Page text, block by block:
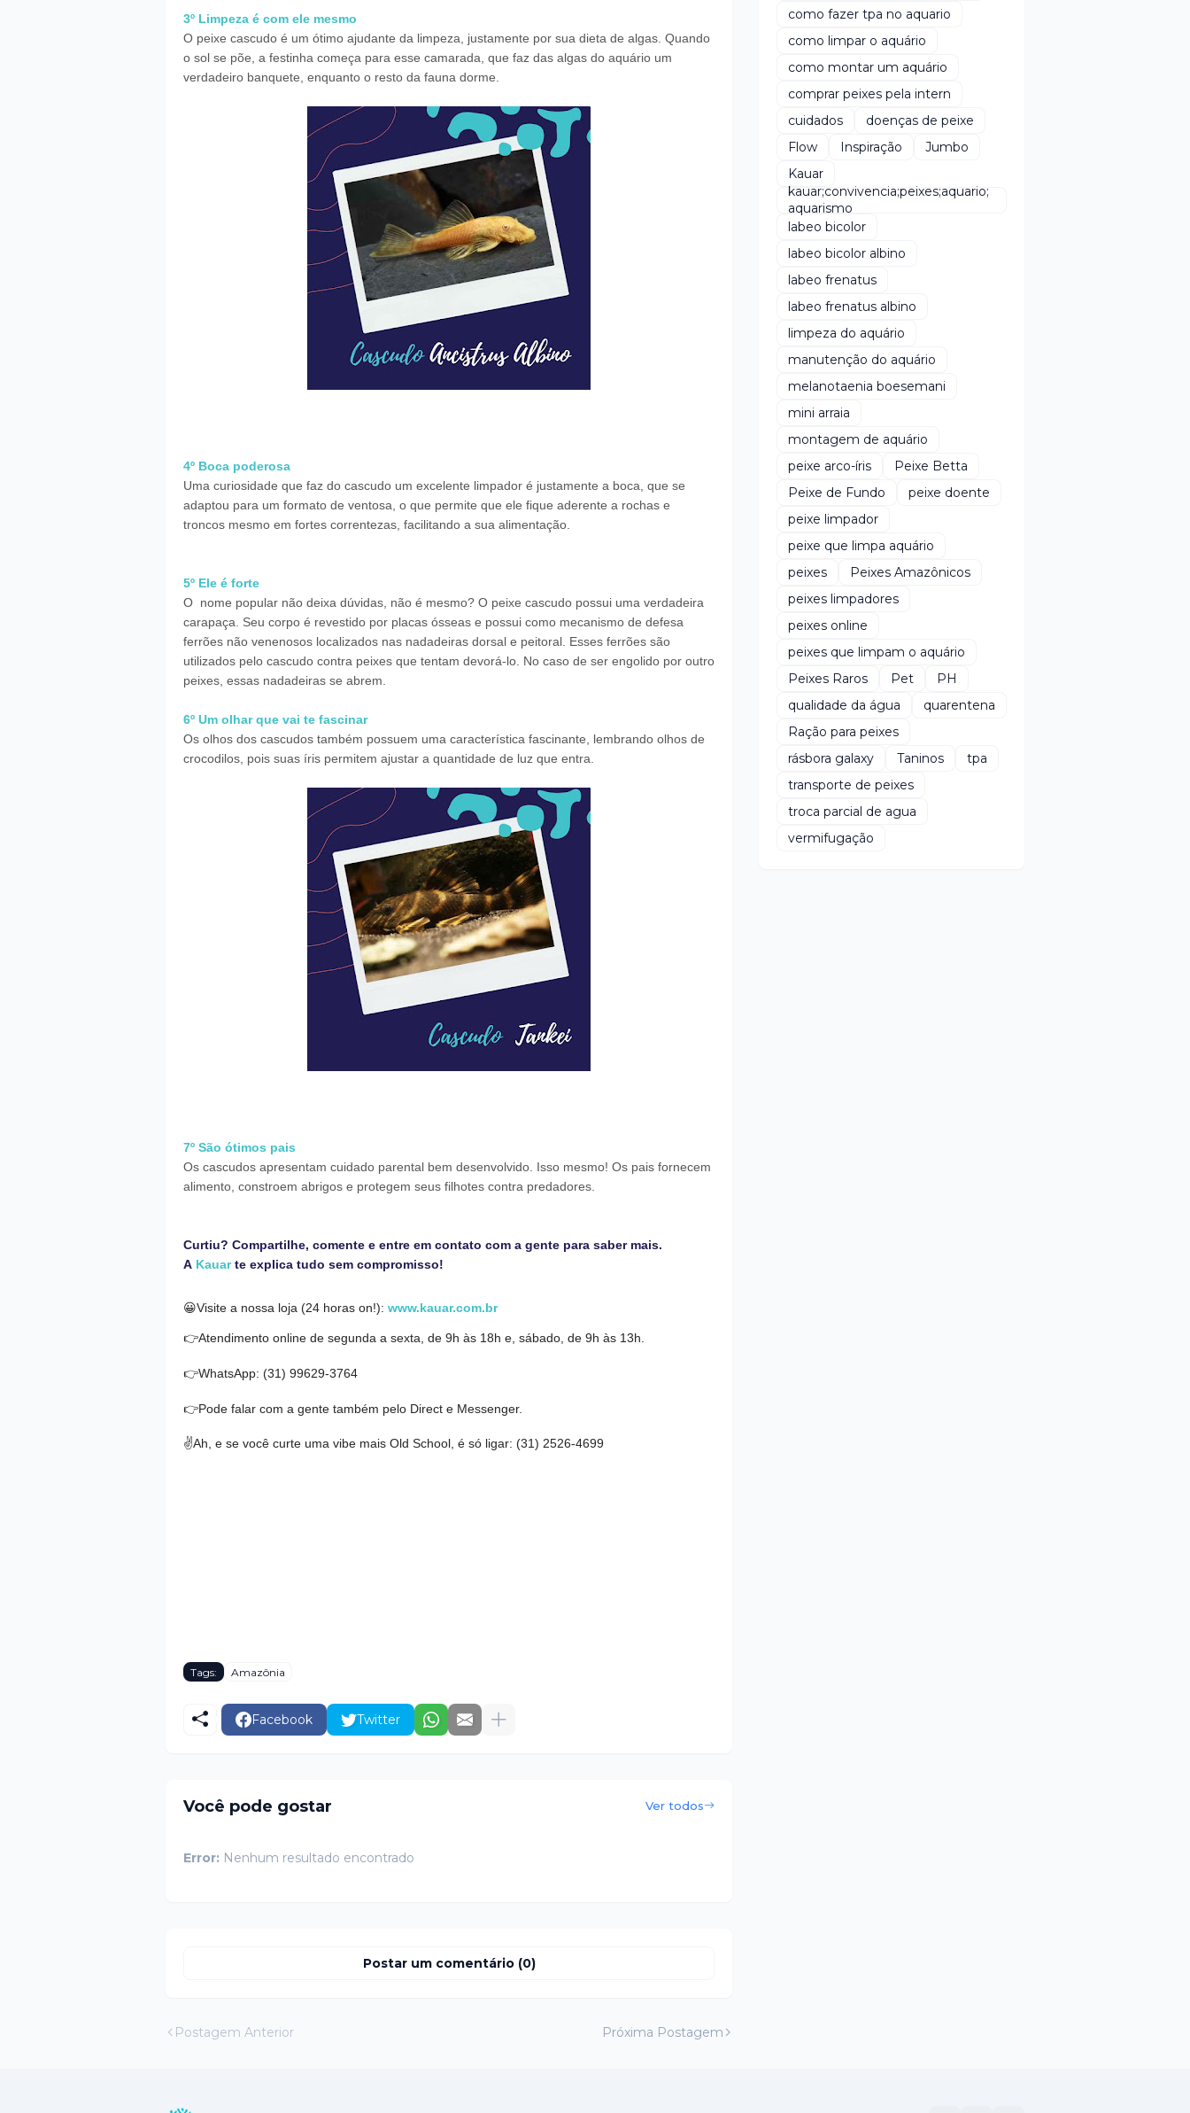
3º Limpeza é com ele mesmo
O peixe cascudo é um ótimo ajudante da limpeza, justamente por sua dieta de algas. Quando
o sol se põe, a festinha começa para esse camarada, que faz das algas do aquário um
verdadeiro banquete, enquanto o resto da fauna dorme.
4º Boca poderosa
Uma curiosidade que faz do cascudo um excelente limpador é justamente a boca, que se
adaptou para um formato de ventosa, o que permite que ele fique aderente a rochas e
troncos mesmo em fortes correntezas, facilitando a sua alimentação.
5º Ele é forte
O nome popular não deixa dúvidas, não é mesmo? O peixe cascudo possui uma verdadeira
carapaça. Seu corpo é revestido por placas ósseas e possui como mecanismo de defesa
ferrões não venenosos localizados nas nadadeiras dorsal e peitoral. Esses ferrões são
utilizados pelo cascudo contra peixes que tentam devorá-lo. No caso de ser engolido por outro
peixes, essas nadadeiras se abrem.
6º Um olhar que vai te fascinar
Os olhos dos cascudos também possuem uma característica fascinante, lembrando olhos de
crocodilos, pois suas íris permitem ajustar a quantidade de luz que entra.
7º São ótimos pais
Os cascudos apresentam cuidado parental bem desenvolvido. Isso mesmo! Os pais fornecem
alimento, constroem abrigos e protegem seus filhotes contra predadores.
Curtiu? Compartilhe, comente e entre em contato com a gente para saber mais.
A Kauarte explica tudo sem compromisso!
😀Visite a nossa loja (24 horas on!): www.kauar.com.br
👉Atendimento online de segunda a sexta, de 9h às 18h e, sábado, de 9h às 13h.
👉WhatsApp: (31) 99629-3764
👉Pode falar com a gente também pelo Direct e Messenger.
✌Ah, e se você curte uma vibe mais Old School, é só ligar: (31) 2526-4699
Tags: Amazônia
Facebook Twitter
Você pode gostar Ver todos
Error: Nenhum resultado encontrado
Postar um comentário (0)
Postagem Anterior Próxima Postagem
como fazer tpa no aquario
como limpar o aquário
como montar um aquário
comprar peixes pela intern
cuidados
doenças de peixe
Flow
Inspiração
Jumbo
Kauar
kauar;convivencia;peixes;aquario;
aquarismo
labeo bicolor
labeo bicolor albino
labeo frenatus
labeo frenatus albino
limpeza do aquário
manutenção do aquário
melanotaenia boesemani
mini arraia
montagem de aquário
peixe arco-íris
Peixe Betta
Peixe de Fundo
peixe doente
peixe limpador
peixe que limpa aquário
peixes
Peixes Amazônicos
peixes limpadores
peixes online
peixes que limpam o aquário
Peixes Raros
Pet
PH
qualidade da água
quarentena
Ração para peixes
rásbora galaxy
Taninos
tpa
transporte de peixes
troca parcial de agua
vermifugação